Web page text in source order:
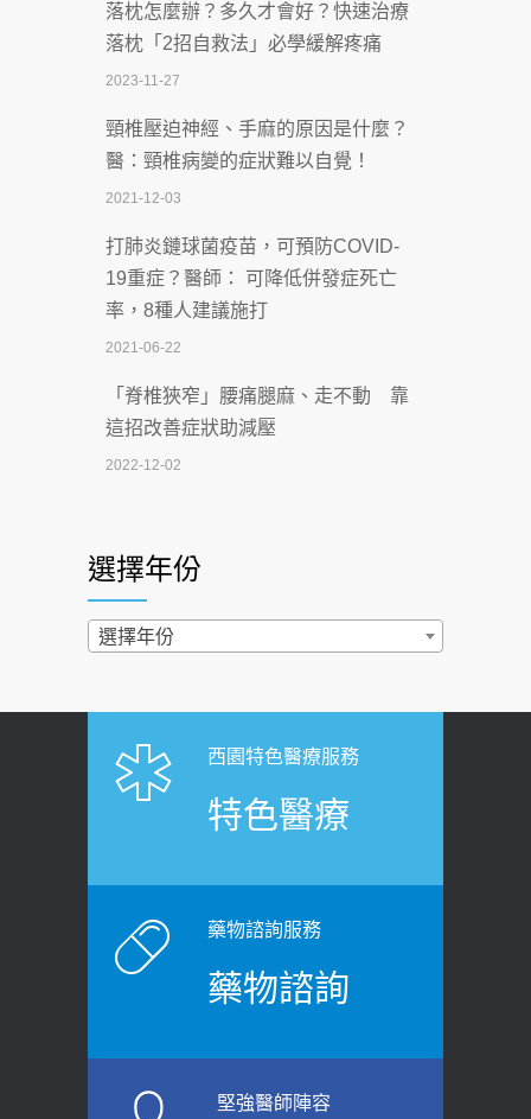
體溫飆破41度！醫連收兩例中暑病例：
致死率達8成
2026-07-07
深耕萬華55年 西園醫院回顧發展歷程與
智慧 醫療布局
2026-07-06
【115年臺北市「防癌保衛戰：健康好禮
一手刮」】 宣導
2026-07-02
2026-07-02
4連霸議員黃秋澤癌逝！食道癌為何奪命
西園醫院55周年 7／10捐血公益活動 邀
民眾熱血響應
2026-06-30
健康肛門痛都是痔瘡?醫談瘍瘍瘻管與肛
裂差異 逾50歲民眾可做1事
原則避免血糖血壓飆高
2026-06-08
落枕怎麼辦？多久才會好？快速治療
落枕「2招自救法」必學緩解疼痛
2023-11-27
頸椎壓迫神經、手麻的原因是什麼？
醫：頸椎病變的症狀難以自覺！
2021-12-03
打肺炎鏈球菌疫苗，可預防COVID-
19重症？醫師： 可降低併發症死亡
率，8種人建議施打
2021-06-22
「脊椎狹窄」腰痛腿麻、走不動 靠
這招改善症狀助減壓
2022-12-02
2022-02-17
過量維生素D和鈣恐罹癌? 醫師釋
「落枕」不要大力按脖子！ 1招「伸
展運動」預防落枕
老後睡不好、夜間易跌倒
2021-03-05
選擇年份
選擇年份
西園特色醫療服務
特色醫療
藥物諮詢服務
藥物諮詢
堅強醫師陣容